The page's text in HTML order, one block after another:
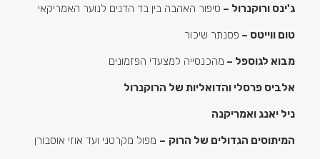
ג'ינס ורוקנרול – סיפור האהבה בין בד הדנים לנוער האמריקאי
טום ווייטס – פסנתר שיכור
מבוא לגוספל – מהכנסייה למצעדי הפזמונים
אלביס פרסלי והדואליות של הרוקנרול
ניל יאנג ואמריקנה
המיתוסים הגדולים של הרוק – מפול מקרטני ועד אוזי אוסבורן